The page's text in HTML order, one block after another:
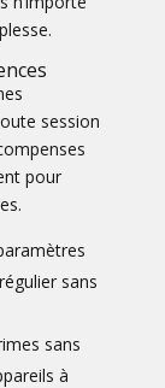
session
pour
sans
sans
à